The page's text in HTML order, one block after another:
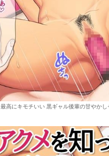
最高にキモチいい 黒ギャル後輩の甘やか